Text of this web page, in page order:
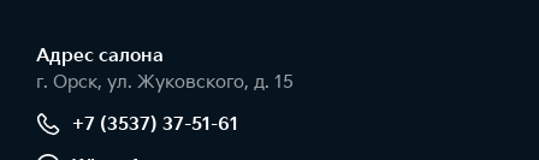
Адрес салонa
г. Орск, ул. Жуковского, д. 15
+7 (3537) 37-51-61